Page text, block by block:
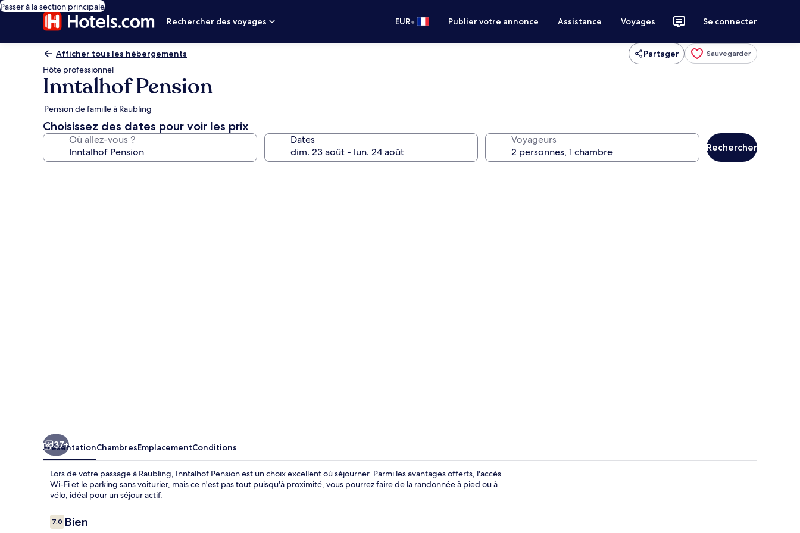
Passer à la section principale
Rechercher des voyages
EUR• Publier votre annonce Assistance Voyages Se connecter
Afficher tous les hébergements Partager Sauvegarder
Hôte professionnel
Inntalhof Pension
Pension de famille à Raubling
Choisissez des dates pour voir les prix
Où allez-vous ? Dates Voyageurs
Rechercher
37+
PrésentationChambresEmplacementConditions
Lors de votre passage à Raubling, Inntalhof Pension est un choix excellent où séjourner. Parmi les avantages offerts, l'accès
Wi-Fi et le parking sans voiturier, mais ce n'est pas tout puisqu'à proximité, vous pourrez faire de la randonnée à pied ou à
vélo, idéal pour un séjour actif.
Avis
7,07,0 sur 10
Bien